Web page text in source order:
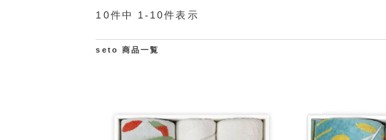
10件中 1- 10件表示
seto 商品一覧